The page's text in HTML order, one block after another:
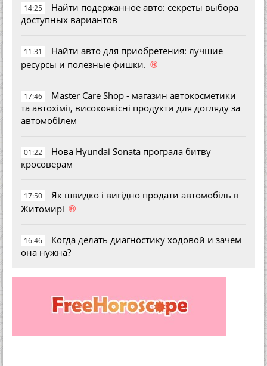
14:25
Найти подержанное авто: секреты выбора
доступных вариантов
11:31
Найти авто для приобретения: лучшие
ресурсы и полезные фишки. ®
17:46
Master Care Shop - магазин автокосметики
та автохімії, високоякісні продукти для догляду за
автомобілем
01:22
Нова Hyundai Sonata програла битву
кросоверам
17:50
Як швидко і вигідно продати автомобіль в
Житомирі ®
16:46
Когда делать диагностику ходовой и зачем
она нужна?